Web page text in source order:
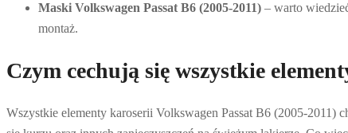
Maski Volkswagen Passat B6 (2005-2011) – warto
montaż.
Czym cechują się wszystkie
Wszystkie elementy karoserii Volkswagen Passat B6 (2005-2011)